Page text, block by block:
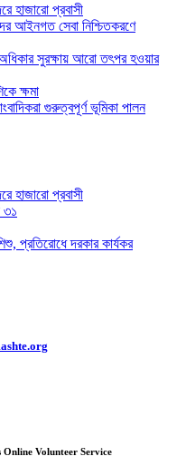
হাজারো প্রবাসী
আইনগত সেবা নিশ্চিতকরণে
সুরক্ষায় আরো তৎপর হওয়ার
ক্ষমা
গুরুত্বপূর্ণ ভূমিকা পালন
হাজারো প্রবাসী
৩১
প্রতিরোধে দরকার কার্যকর
Online Volunteer Service